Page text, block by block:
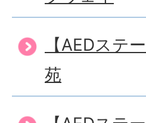
【AEDステ
苑